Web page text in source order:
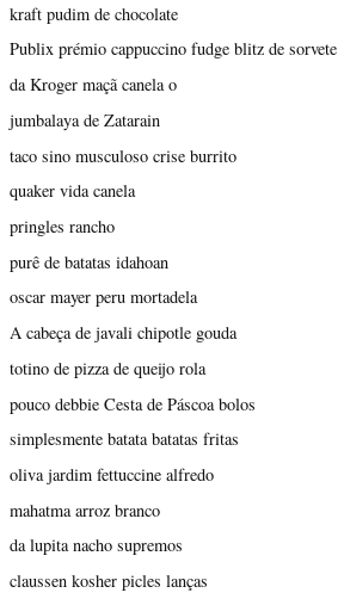
kraft pudim de chocolate
Publix prémio cappuccino fudge blitz de sorvete
da Kroger maçã canela o
jumbalaya de Zatarain
taco sino musculoso crise burrito
quaker vida canela
pringles rancho
purê de batatas idahoan
oscar mayer peru mortadela
A cabeça de javali chipotle gouda
totino de pizza de queijo rola
pouco debbie Cesta de Páscoa bolos
simplesmente batata batatas fritas
oliva jardim fettuccine alfredo
mahatma arroz branco
da lupita nacho supremos
claussen kosher picles lanças